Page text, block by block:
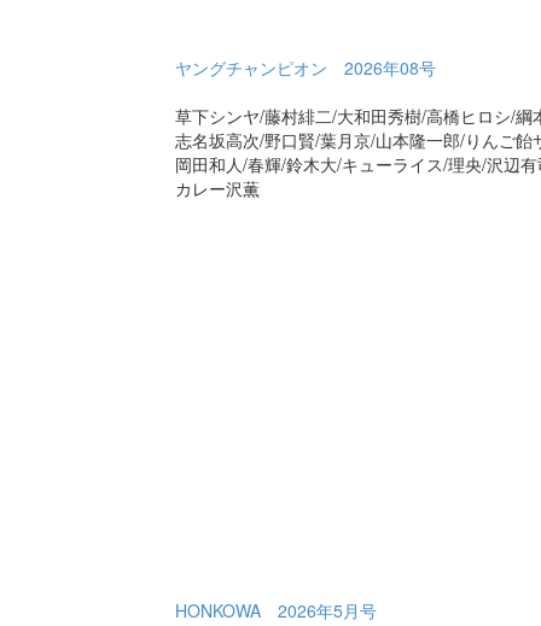
ヤングチャンピオン 2026年08号
草下シンヤ/藤村緋二/大和田秀樹/高橋ヒロシ/
志名坂高次/野口賢/葉月京/山本隆一郎/りんご
岡田和人/春輝/鈴木大/キューライス/理央/沢辺
カレー沢薫
HONKOWA 2026年5月号